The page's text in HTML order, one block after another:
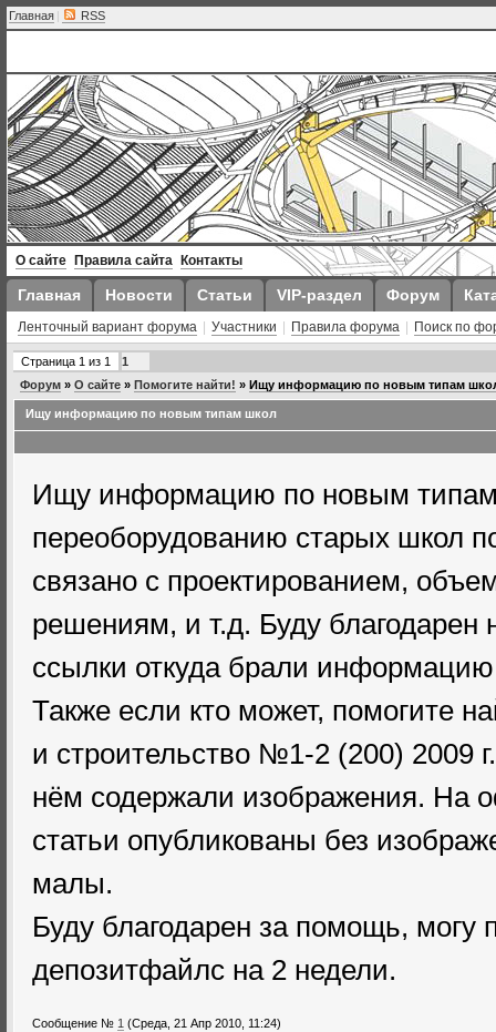
Главная | RSS
О сайте Правила сайта Контакты
Главная Новости Статьи VIP-раздел Форум
Ленточный вариант форума Участники Правила форума Поиск по
Страница 1 из 1
1
Форум » О сайте » Помогите найти! » Ищу информацию по новым типам
Ищу информацию по новым типам школ
Ищу информацию по новым типам
переоборудованию старых школ
связано с проектированием,
решениям, и т.д. Буду благодарен
ссылки откуда брали
Также если кто может, помогите
и строительство №1-2 (200) 2009
нём содержали изображения. На
статьи опубликованы без
малы.
Буду благодарен за помощь, могу
депозитфайлс на 2 недели.
Сообщение № 1 (Среда, 21 Апр 2010, 11:24)